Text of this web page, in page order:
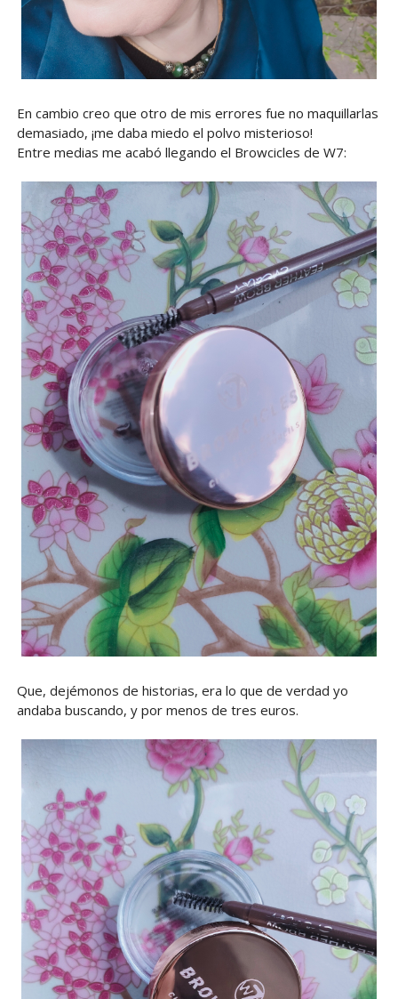
En cambio creo que otro de mis errores fue no maquillarlas
demasiado, ¡me daba miedo el polvo misterioso!
Entre medias me acabó llegando el Browcicles de W7:
Que, dejémonos de historias, era lo que de verdad yo
andaba buscando, y por menos de tres euros.